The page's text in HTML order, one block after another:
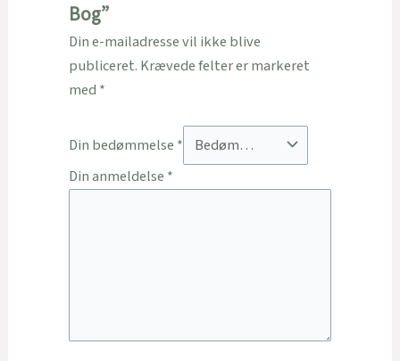
Bog”
Din e-mailadresse vil ikke blive
publiceret. Krævede felter er markeret
med *
Din bedømmelse *
Din anmeldelse *